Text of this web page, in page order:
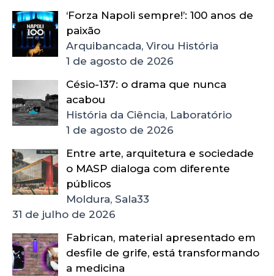
‘Forza Napoli sempre!’: 100 anos de
paixão
Arquibancada, Virou História
1 de agosto de 2026
Césio-137: o drama que nunca
acabou
História da Ciência, Laboratório
1 de agosto de 2026
Entre arte, arquitetura e sociedade
o MASP dialoga com diferente
públicos
Moldura, Sala33
31 de julho de 2026
Fabrican, material apresentado em
desfile de grife, está transformando
a medicina